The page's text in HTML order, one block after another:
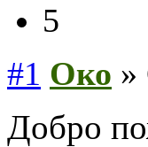
5
#1 Око »
Добро